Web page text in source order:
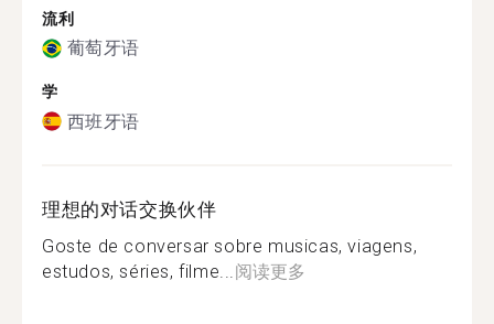
流利
葡萄牙语
学
西班牙语
理想的对话交换伙伴
Goste de conversar sobre musicas, viagens,
estudos, séries, filme... 阅读更多